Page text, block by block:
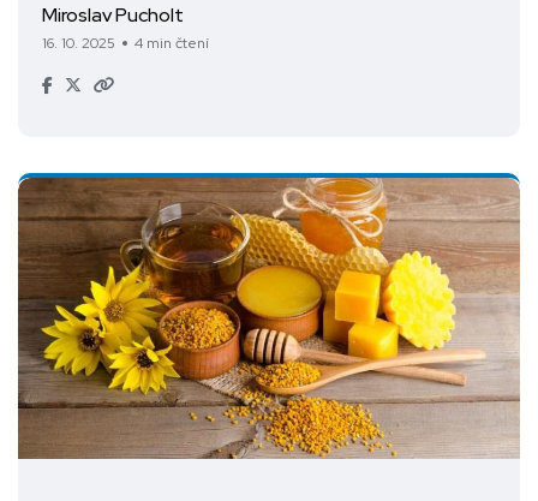
Miroslav Pucholt
16. 10. 2025 4 min čtení